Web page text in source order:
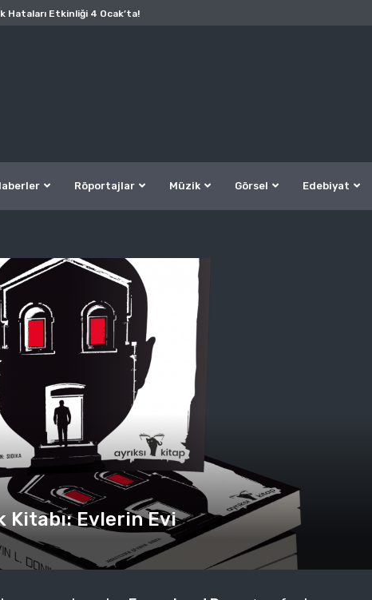
Hataları Etkinliği 4 Ocak’ta!
Röportajlar Müzik Görsel Edebiyat
Kitabı: Evlerin Evi